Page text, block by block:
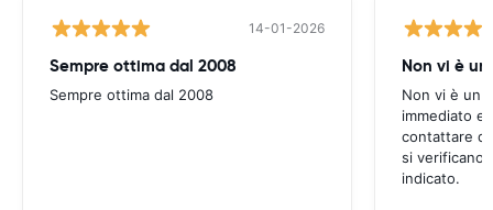
14-01-2026
Sempre ottima dal 2008
Sempre ottima dal 2008
Non vi è
Non vi è un
immediato e
contattare
si verificano
indicato.